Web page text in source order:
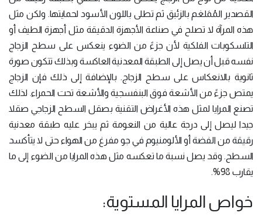
القصدير المُمَلغم بالزئبق ثم تطلى باللون الأسود لحمايتها. ولكن مثل
هذه المرآة لا تصلح في صناعة الأجهزة الدقيقة مثل أجهزة الطيف أو
التلسكوبات الفلكية لأن جزءً من الضوء ينعكس على سطح الزجاج
نفسه قبل أن يصل إلى الطبقة المعدنية العاكسة وبذلك تتكون صورة
ثانوية بالانعكاس على سطح الزجاج. بالإضافة إلى ذلك فإن الزجاج
يمتص جزءً من الأشعة فوق البنفسجية والأشعة تحت الحمراء. لذلك
تصنع المرايا لمثل هذه الأغراض التقنية بصقل السطح الزجاجي صقلا
جيدا ليصل إلى درجة عالية من النعومة ثم يبخر عليه طبقة معدنية
رقيقة من الفضة أو الألومنيوم في جو مفرغ من الهواء حتى لا يتأكسد
السطح. وقد يصل نسبة ما تعكسه مثل هذه المرايا من الضوء إلى ما
يقارب 98%.
خواص المرايا المستوية: